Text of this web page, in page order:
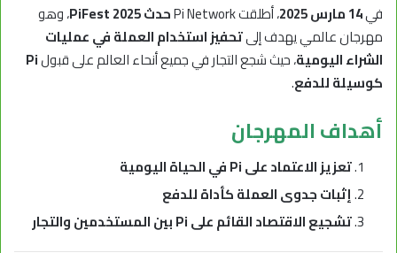
في14 مارس 2025 ، أطلقت Pi Network حدث PiFest 2025
، وهو
مهرجان عالمي يهدف إلىتحفيز استخدام العملة في عمليات
الشراء اليومية، حيث شجع التجار في جميع أنحاء العالم على قبولPi
كوسيلة للدفع.
أهداف المهرجان
تعزيز الاعتماد على Pi في الحياة اليومية
إثبات جدوى العملة كأداة للدفع
تشجيع الاقتصاد القائم على Pi بين المستخدمين والتجار